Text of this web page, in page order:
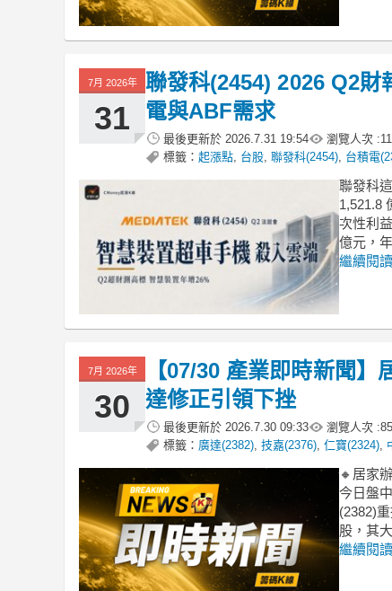
7月 2026年
31
聯發科(2454) 2026 Q2
電與ABF需求
最後更新於 2026.7.31 19:54 瀏覽人次 :
標籤： 起漲點 台股 聯發科(2454) 台積電
聯發科
1,521.8
次性利
億元，
繼續閱
7月 2026年
30
【07/30 產業即時新聞
達修正引領下挫
最後更新於 2026.7.30 09:33 瀏覽人次 :
標籤： 廣達(2382) 技嘉(2376) 仁寶(2324)
🔸居家
今日盤
(2382)
股，其
繼續閱